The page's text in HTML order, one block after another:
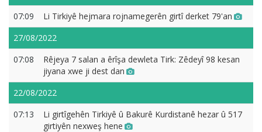
07:09
Li Tirkiyê hejmara rojnamegerên girtî derket 79'an
27/08/2022
07:08
Rêjeya 7 salan a êrîşa dewleta Tirk: Zêdeyî 98 kesan
jiyana xwe ji dest dan
22/08/2022
07:13
Li girtîgehên Tirkiyê û Bakurê Kurdistanê hezar û 517
girtiyên nexweş hene